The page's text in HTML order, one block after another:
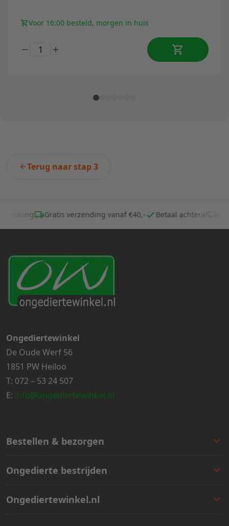
Voor 16:00 besteld, morgen in huis
Terug naar stap 3
ervaring Gratis verzending vanaf €40,- Betaal achteraf
Bestellen & bezorgen
Bestellen
Bezorgen
Ongedierte bestrijden
Ongedierte keuzelulp
Ongediertewinkel.nl
Ongediertewinkel
De Oude Werf 56
1851 PW Heiloo
T: 072 – 53 24 507
E: info@ongediertewinkel.nl